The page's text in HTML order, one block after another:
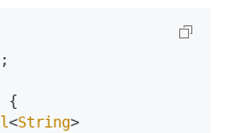
;
{
<String